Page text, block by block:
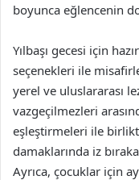
boyunca eğlencenin
Yılbaşı gecesi için
seçenekleri ile
yerel ve uluslararası
vazgeçilmezleri
eşleştirmeleri ile
damaklarında iz
Ayrıca, çocuklar için